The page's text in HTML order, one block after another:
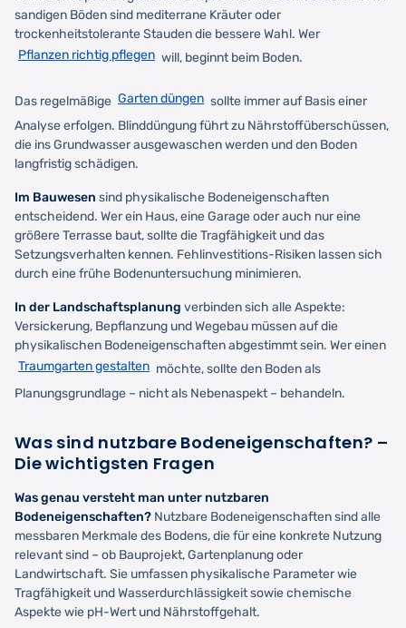
sandigen Böden sind mediterrane Kräuter oder
trockenheitstolerante Stauden die bessere Wahl. Wer
Pflanzen richtig pflegen will, beginnt beim Boden.
Das regelmäßige Garten düngen sollte immer auf Basis einer
Analyse erfolgen. Blinddüngung führt zu Nährstoffüberschüssen,
die ins Grundwasser ausgewaschen werden und den Boden
langfristig schädigen.
Im Bauwesen sind physikalische Bodeneigenschaften
entscheidend. Wer ein Haus, eine Garage oder auch nur eine
größere Terrasse baut, sollte die Tragfähigkeit und das
Setzungsverhalten kennen. Fehlinvestitions-Risiken lassen sich
durch eine frühe Bodenuntersuchung minimieren.
In der Landschaftsplanung verbinden sich alle Aspekte:
Versickerung, Bepflanzung und Wegebau müssen auf die
physikalischen Bodeneigenschaften abgestimmt sein. Wer einen
Traumgarten gestalten möchte, sollte den Boden als
Planungsgrundlage – nicht als Nebenaspekt – behandeln.
Was sind nutzbare Bodeneigenschaften? –
Die wichtigsten Fragen
Was genau versteht man unter nutzbaren
Bodeneigenschaften? Nutzbare Bodeneigenschaften sind alle
messbaren Merkmale des Bodens, die für eine konkrete Nutzung
relevant sind – ob Bauprojekt, Gartenplanung oder
Landwirtschaft. Sie umfassen physikalische Parameter wie
Tragfähigkeit und Wasserdurchlässigkeit sowie chemische
Aspekte wie pH-Wert und Nährstoffgehalt.